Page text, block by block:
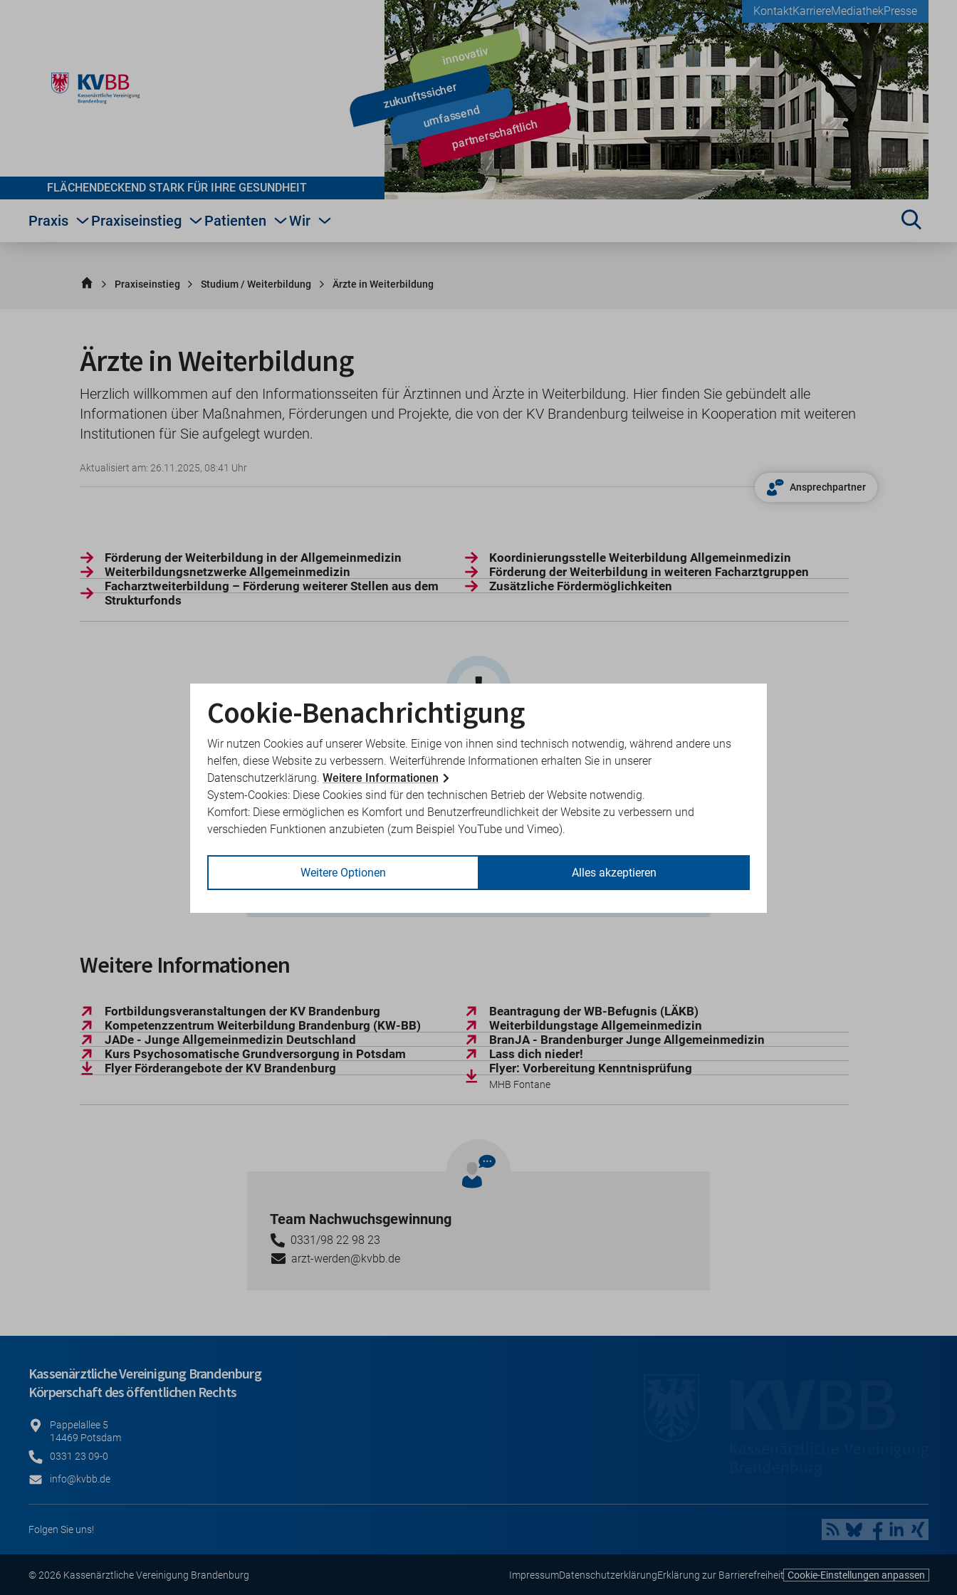
FLÄCHENDECKEND STARK FÜR IHRE GESUNDHEIT
Praxis Praxiseinstieg Patienten Wir
KontaktKarriereMediathekPresse
Praxiseinstieg Studium / Weiterbildung Ärzte in Weiterbildung
Ärzte in Weiterbildung
Herzlich willkommen auf den Informationsseiten für Ärztinnen und Ärzte in Weiterbildung. Hier finden Sie gebündelt alle
Informationen über Maßnahmen, Förderungen und Projekte, die von der KV Brandenburg teilweise in Kooperation mit weiteren
Institutionen für Sie aufgelegt wurden.
Aktualisiert am: 26.11.2025, 08:41 Uhr
Ansprechpartner
Förderung der Weiterbildung in der Allgemeinmedizin
Koordinierungsstelle Weiterbildung Allgemeinmedizin
Weiterbildungsnetzwerke Allgemeinmedizin
Förderung der Weiterbildung in weiteren Facharztgruppen
Facharztweiterbildung – Förderung weiterer Stellen aus dem
Strukturfonds
Zusätzliche Fördermöglichkeiten
Kontakt bei KVBB aktuell?
Ob neue E-Mail-Adresse, Umzug oder andere Telefonnummer: Wir bitten alle Ärzte
in Weiterbildung, uns zeitnah mitzuteilen, falls sich Ihre Kontaktdaten ändern. Nur
mit einem aktuellen Verteiler können wir Sie schnell und zuverlässig über wichtige
Themen informieren oder wegen Anstellungsangeboten oder Praxisübernahmen
Änderungen Ihrer Kontaktdaten übermitteln Sie uns am besten per E-Mail:
arzt-werden@kvbb.de
Weitere Informationen
Fortbildungsveranstaltungen der KV Brandenburg
Beantragung der WB-Befugnis (LÄKB)
Kompetenzzentrum Weiterbildung Brandenburg (KW-BB)
Weiterbildungstage Allgemeinmedizin
JADe - Junge Allgemeinmedizin Deutschland
BranJA - Brandenburger Junge Allgemeinmedizin
Kurs Psychosomatische Grundversorgung in Potsdam
Lass dich nieder!
Flyer Förderangebote der KV Brandenburg
Flyer: Vorbereitung Kenntnisprüfung
MHB Fontane
Team Nachwuchsgewinnung
0331/98 22 98 23
arzt-werden@kvbb.de
Kassenärztliche Vereinigung Brandenburg
Körperschaft des öffentlichen Rechts
Pappelallee 5
14469 Potsdam
0331 23 09-0
info@kvbb.de
Folgen Sie uns!
© 2026 Kassenärztliche Vereinigung Brandenburg ImpressumDatenschutzerklärungErklärung zur Barrierefreiheit Cookie-Einstellungen anpassen
Cookie-Benachrichtigung
Wir nutzen Cookies auf unserer Website. Einige von ihnen sind technisch notwendig, während andere uns
helfen, diese Website zu verbessern. Weiterführende Informationen erhalten Sie in unserer
Datenschutzerklärung. Weitere Informationen
System-Cookies: Diese Cookies sind für den technischen Betrieb der Website notwendig.
Komfort: Diese ermöglichen es Komfort und Benutzerfreundlichkeit der Website zu verbessern und
verschieden Funktionen anzubieten (zum Beispiel YouTube und Vimeo).
Weitere Optionen Alles akzeptieren